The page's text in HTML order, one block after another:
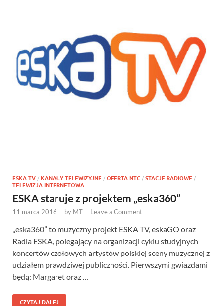
ESKA TV / KANAŁY TELEWIZYJNE / OFERTA NTC / STACJE RADIOWE /
TELEWIZJA INTERNETOWA
ESKA staruje z projektem „eska360”
11 marca 2016 - by MT - Leave a Comment
„eska360” to muzyczny projekt ESKA TV, eskaGO oraz
Radia ESKA, polegający na organizacji cyklu studyjnych
koncertów czołowych artystów polskiej sceny muzycznej z
udziałem prawdziwej publiczności. Pierwszymi gwiazdami
będą: Margaret oraz …
CZYTAJ DALEJ